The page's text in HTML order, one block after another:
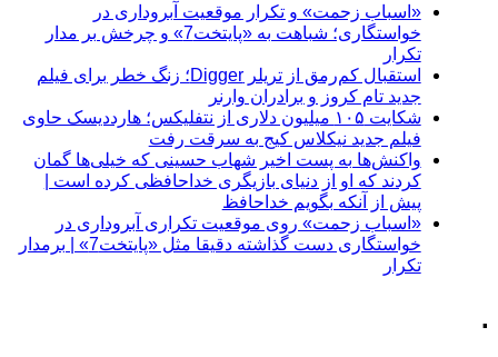
«اسباب زحمت» و تکرار موقعیت آبروداری در
خواستگاری؛ شباهت به «پایتخت7» و چرخش بر مدار
تکرار
استقبال کم‌رمق از تریلر Digger؛ زنگ خطر برای فیلم
جدید تام کروز و برادران وارنر
شکایت ۱۰۵ میلیون دلاری از نتفلیکس؛ هارددیسک حاوی
فیلم جدید نیکلاس کیج به سرقت رفت
واکنش‌ها به پست اخیر شهاب حسینی که خیلی‌ها گمان
کردند که او از دنیای بازیگری خداحافظی کرده است |
پیش از آنکه بگویم خداحافظ
«اسباب زحمت» روی موقعیت تکراری آبروداری در
خواستگاری دست گذاشته دقیقا مثل «پایتخت7» | برمدار
تکرار
.